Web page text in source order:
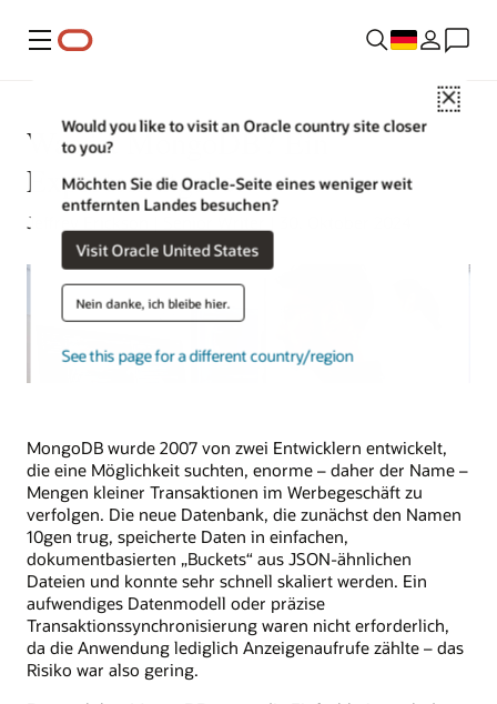
Menü
Close
Would you like to visit an Oracle country site closer
to you?
Möchten Sie die Oracle-Seite eines weniger weit
entfernten Landes besuchen?
Visit Oracle United States
Nein danke, ich bleibe hier.
See this page for a different country/region
Was ist MongoDB? Ein
Expertenratgeber
Jeffrey Erickson | Senior Writer | 30. Oktober 2024
MongoDB wurde 2007 von zwei Entwicklern entwickelt,
die eine Möglichkeit suchten, enorme – daher der Name –
Mengen kleiner Transaktionen im Werbegeschäft zu
verfolgen. Die neue Datenbank, die zunächst den Namen
10gen trug, speicherte Daten in einfachen,
dokumentbasierten „Buckets“ aus JSON-ähnlichen
Dateien und konnte sehr schnell skaliert werden. Ein
aufwendiges Datenmodell oder präzise
Transaktionssynchronisierung waren nicht erforderlich,
da die Anwendung lediglich Anzeigenaufrufe zählte – das
Risiko war also gering.